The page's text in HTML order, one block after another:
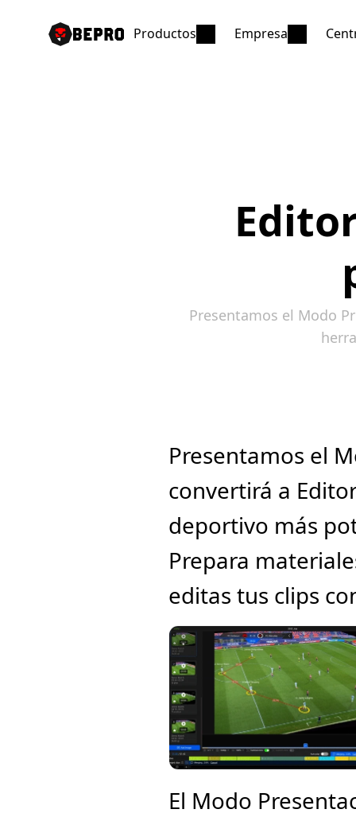
Productos Empresa
Presentamos el Modo
Presentamos el
convertirá a
deportivo más
Prepara
editas tus clips
El Modo